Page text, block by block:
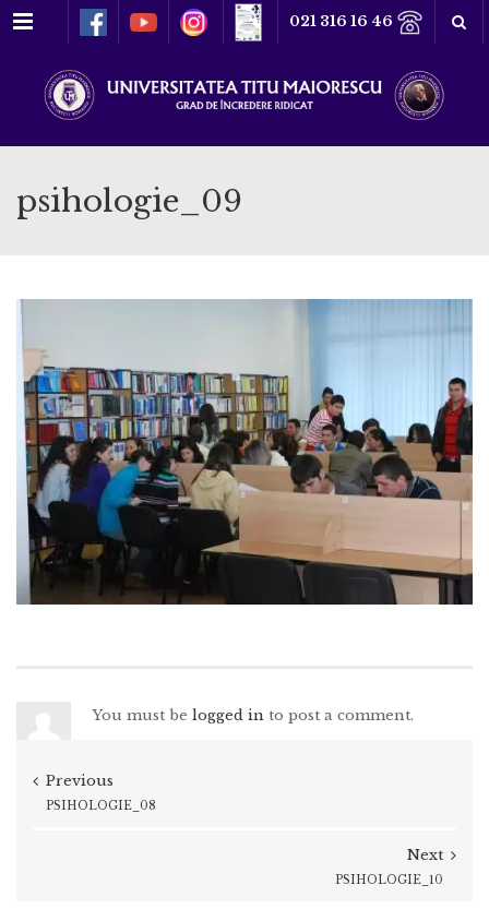
Meniu 021 316 16 46
psihologie_09
You must be logged in to post a comment.
Previous
PSIHOLOGIE_08
Next
PSIHOLOGIE_10